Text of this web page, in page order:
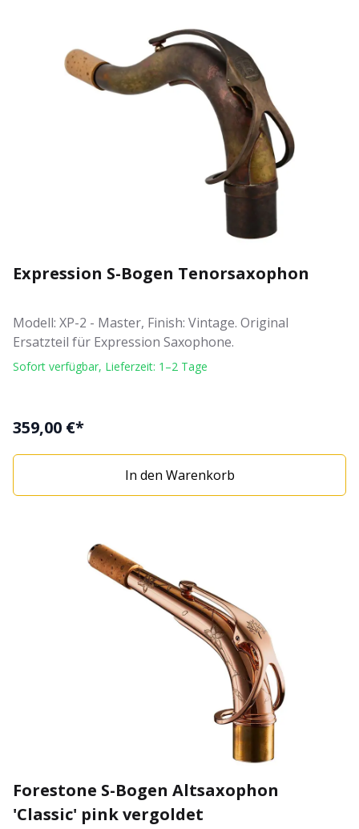
Expression S-Bogen Tenorsaxophon
Modell: XP-2 - Master, Finish: Vintage. Original
Ersatzteil für Expression Saxophone.
Sofort verfügbar, Lieferzeit: 1–2 Tage
359,00 €*
In den Warenkorb
Forestone S-Bogen Altsaxophon
'Classic' pink vergoldet